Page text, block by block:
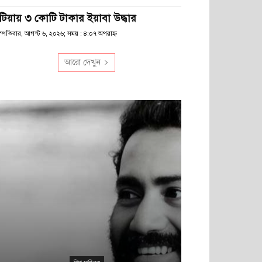
৩ কোটি টাকার ইয়াবা উদ্ধার
আগস্ট ৬, ২০২৬; সময় : ৪:০৭ অপরাহ্ণ
আরো দেখুন